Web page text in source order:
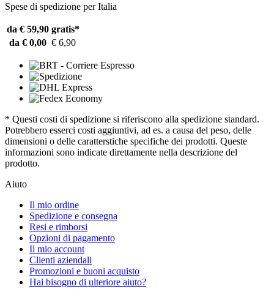
Spese di spedizione per Italia
da € 59,90 gratis*
da € 0,00 € 6,90
* Questi costi di spedizione si riferiscono alla spedizione standard.
Potrebbero esserci costi aggiuntivi, ad es. a causa del peso, delle
dimensioni o delle caratterstiche specifiche dei prodotti. Queste
informazioni sono indicate direttamente nella descrizione del
prodotto.
Aiuto
Il mio ordine
Spedizione e consegna
Resi e rimborsi
Opzioni di pagamento
Il mio account
Clienti aziendali
Promozioni e buoni acquisto
Hai bisogno di ulteriore aiuto?